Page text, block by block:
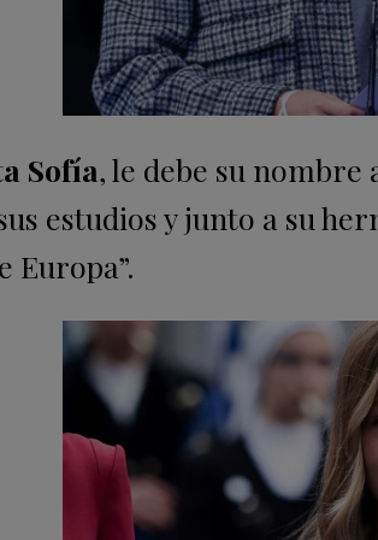
Sofía, le debe su nombre
estudios y junto a su
Europa”.